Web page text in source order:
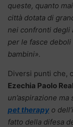
queste, quanto
città dotata di
nei confronti degli
per le fasce
bambini».
Diversi punti che,
Ezechia Paolo
un’aspirazione
pet therapy o
fatto della difesa